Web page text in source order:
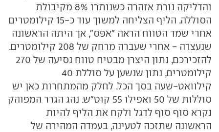
והדליקה נורת אזהרה כשנותרו 8% מקיבולת
הסוללה. הליף הצליחה למשוך עוד כ-15 קילומטרים
אחרי שמד הטווח הראה "אפס", אך היתה הראשונה
שנעצרה - אחרי שעברה מרחק של 208 קילומטרים.
להזכירכם, נתון היצרן מבטיח טווח נסיעה של 270
קילומטרים, נתון שנשען על סוללת 40
קילוואט-שעה בסך הכל. לחלק מהמתחרות כאן יש
סוללות של 50 ואפילו 55 קוט"ש. נהג הגרר המפוהק
נקרא סוף סוף לדגל ולקח את הליף להיות
הראשונה שתזכה לטעינה, בעמדה המהירה של